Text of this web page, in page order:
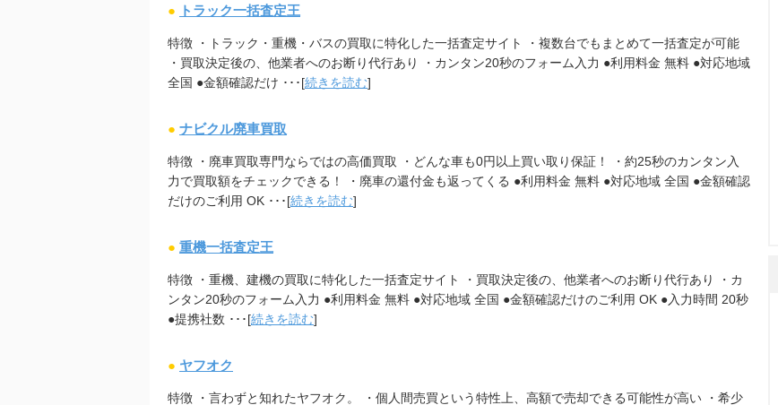
● トラック一括査定王
特徴 ・トラック・重機・バスの買取に特化した一括査定サイト ・複数台でもまとめて一括査定が可能
・買取決定後の、他業者へのお断り代行あり ・カンタン20秒のフォーム入力 ●利用料金 無料 ●対応地域
全国 ●金額確認だけ ･･･[続きを読む]
● ナビクル廃車買取
特徴 ・廃車買取専門ならではの高価買取 ・どんな車も0円以上買い取り保証！ ・約25秒のカンタン入
力で買取額をチェックできる！ ・廃車の還付金も返ってくる ●利用料金 無料 ●対応地域 全国 ●金額確認
だけのご利用 OK ･･･[続きを読む]
● 重機一括査定王
特徴 ・重機、建機の買取に特化した一括査定サイト ・買取決定後の、他業者へのお断り代行あり ・カ
ンタン20秒のフォーム入力 ●利用料金 無料 ●対応地域 全国 ●金額確認だけのご利用 OK ●入力時間 20秒
●提携社数 ･･･[続きを読む]
● ヤフオク
特徴 ・言わずと知れたヤフオク。 ・個人間売買という特性上、高額で売却できる可能性が高い ・希少